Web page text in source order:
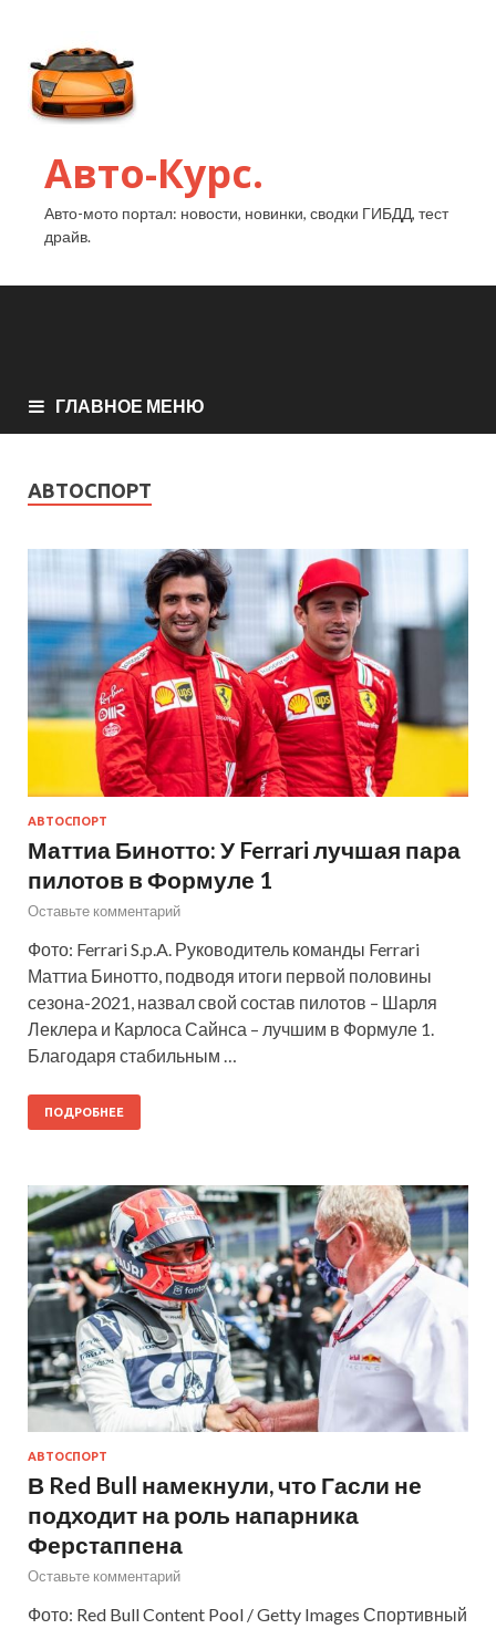
Авто-Курс.
Авто-мото портал: новости, новинки, сводки ГИБДД, тест
драйв.
ГЛАВНОЕ МЕНЮ
АВТОСПОРТ
АВТОСПОРТ
Маттиа Бинотто: У Ferrari лучшая пара
пилотов в Формуле 1
Оставьте комментарий
Фото: Ferrari S.p.A. Руководитель команды Ferrari
Маттиа Бинотто, подводя итоги первой половины
сезона-2021, назвал свой состав пилотов – Шарля
Леклера и Карлоса Сайнса – лучшим в Формуле 1.
Благодаря стабильным …
ПОДРОБНЕЕ
АВТОСПОРТ
В Red Bull намекнули, что Гасли не
подходит на роль напарника
Ферстаппена
Оставьте комментарий
Фото: Red Bull Content Pool / Getty Images Спортивный